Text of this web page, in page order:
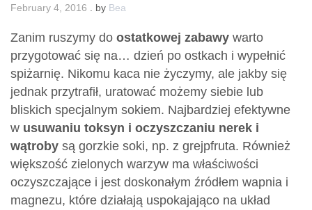
February 4, 2016 by Bea
Zanim ruszymy do ostatkowej zabawy warto
przygotować się na… dzień po ostkach i wypełnić
spiżarnię. Nikomu kaca nie życzymy, ale jakby się
jednak przytrafił, uratować możemy siebie lub
bliskich specjalnym sokiem. Najbardziej efektywne
w usuwaniu toksyn i oczyszczaniu nerek i
wątroby są gorzkie soki, np. z grejpfruta. Również
większość zielonych warzyw ma właściwości
oczyszczające i jest doskonałym źródłem wapnia i
magnezu, które działają uspokajająco na układ